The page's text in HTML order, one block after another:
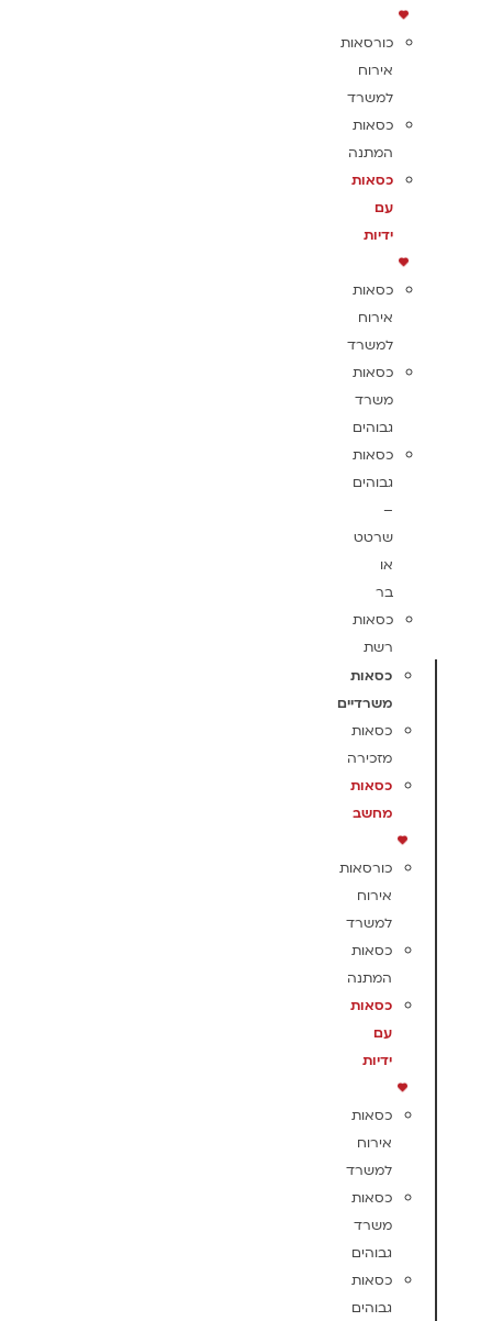
כורסאות
אירוח
למשרד
כסאות
המתנה
כסאות
עם
ידיות
כסאות
אירוח
למשרד
כסאות
משרד
גבוהים
כסאות
גבוהים
–
שרטט
או
בר
כסאות
רשת
כסאות
משרדיים
כסאות
מזכירה
כסאות
מחשב
כורסאות
אירוח
למשרד
כסאות
המתנה
כסאות
עם
ידיות
כסאות
אירוח
למשרד
כסאות
משרד
גבוהים
כסאות
גבוהים